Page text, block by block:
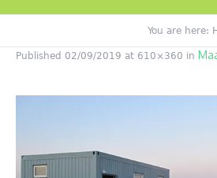
You are here:
Published 02/09/2019 at 610×360 in